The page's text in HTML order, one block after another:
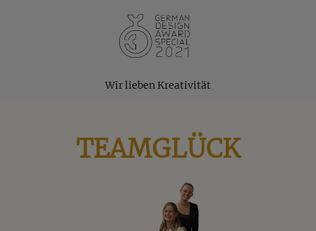
Wir lieben Kreativität
TEAMGLÜCK